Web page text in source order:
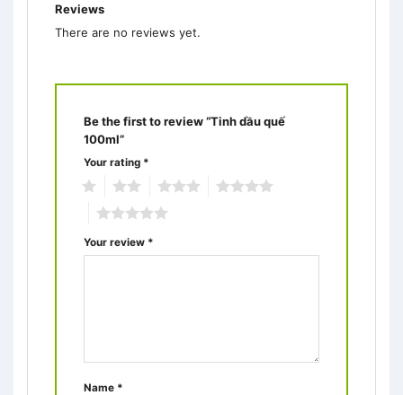
Reviews
There are no reviews yet.
Be the first to review “Tinh dầu quế
100ml”
Your rating *
Your review *
Name *